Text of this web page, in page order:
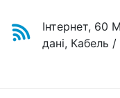
Інтернет, 60
дані, Кабель /